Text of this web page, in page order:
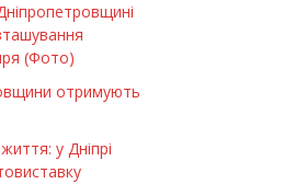
(Фото)
отримують
у Дніпрі